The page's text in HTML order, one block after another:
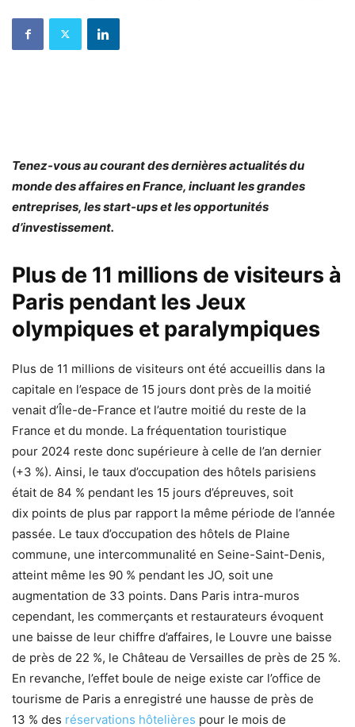
Tenez-vous au courant des dernières actualités du
monde des affaires en France, incluant les grandes
entreprises, les start-ups et les opportunités
d’investissement.
Plus de 11 millions de visiteurs à
Paris pendant les Jeux
olympiques et paralympiques
Plus de 11 millions de visiteurs ont été accueillis dans la
capitale en l’espace de 15 jours dont près de la moitié
venait d’Île-de-France et l’autre moitié du reste de la
France et du monde. La fréquentation touristique
pour 2024 reste donc supérieure à celle de l’an dernier
(+3 %). Ainsi, le taux d’occupation des hôtels parisiens
était de 84 % pendant les 15 jours d’épreuves, soit
dix points de plus par rapport la même période de l’année
passée. Le taux d’occupation des hôtels de Plaine
commune, une intercommunalité en Seine-Saint-Denis,
atteint même les 90 % pendant les JO, soit une
augmentation de 33 points. Dans Paris intra-muros
cependant, les commerçants et restaurateurs évoquent
une baisse de leur chiffre d’affaires, le Louvre une baisse
de près de 22 %, le Château de Versailles de près de 25 %.
En revanche, l’effet boule de neige existe car l’office de
tourisme de Paris a enregistré une hausse de près de
13 % des réservations hôtelières pour le mois de